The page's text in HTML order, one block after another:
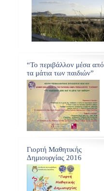
“Το περιβάλλον μέσα από
τα μάτια των παιδιών”
Γιορτή Μαθητικής
Δημιουργίας 2016